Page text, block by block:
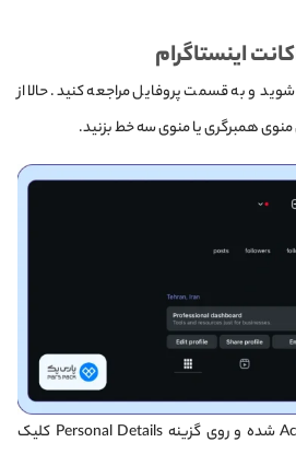
اینستاگرام
شوید و به قسمت پروفایل مراجعه کنید. حالا از
همبرگری یا منوی سه خط بزنید.
۲. وارد بخش Account Center شده و روی گزینه Personal Details کلیک